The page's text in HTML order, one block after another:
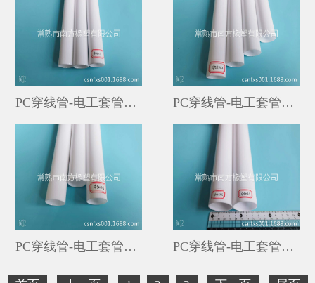
PC穿线管-电工套管（外径25MM*1MM） PC穿线管-电工套管（外径25MM*1.2MM）
PC穿线管-电工套管（外径32MM*1.5MM） PC穿线管-电工套管（外径40MM*1.5MM）